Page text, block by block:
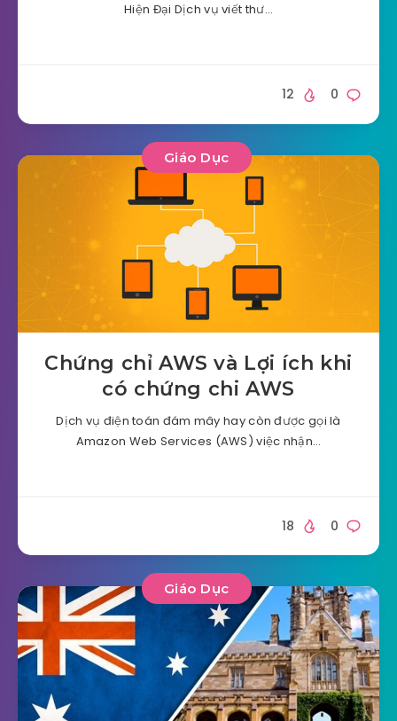
Hiện Đại Dịch vụ viết thư…
0
12
Giáo Dục
Chứng chỉ AWS và Lợi ích khi
có chứng chi AWS
Dịch vụ điện toán đám mây hay còn được gọi là
Amazon Web Services (AWS) việc nhận…
0
18
Giáo Dục